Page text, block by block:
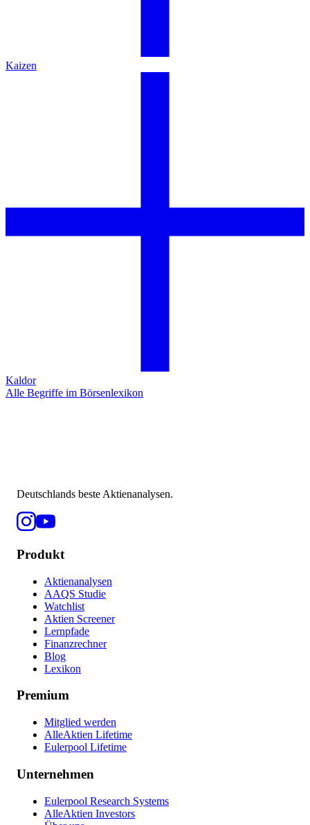
Kaizen
Kaldor
Alle Begriffe im Börsenlexikon
Deutschlands beste Aktienanalysen.
Produkt
Aktienanalysen
AAQS Studie
Watchlist
Aktien Screener
Lernpfade
Finanzrechner
Blog
Lexikon
Premium
Mitglied werden
AlleAktien Lifetime
Eulerpool Lifetime
Unternehmen
Eulerpool Research Systems
AlleAktien Investors